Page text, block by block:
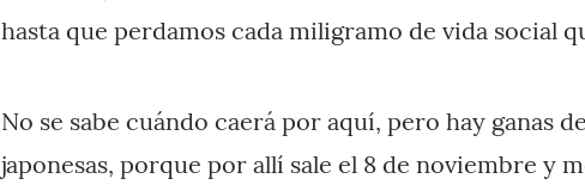
hasta que perdamos cada miligramo de vida social
No se sabe cuándo caerá por aquí, pero hay ganas
japonesas, porque por allí sale el 8 de noviembre y